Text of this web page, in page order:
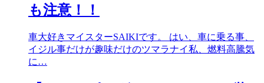
も注意！！
車大好きマイスターSAIKIです。 はい、車に乗る事、
イジル事だけが趣味だけのツマラナイ私、燃料高騰気
に…